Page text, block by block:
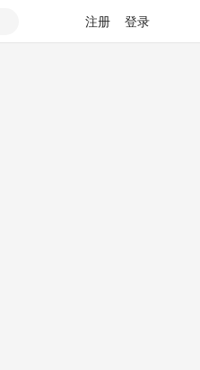
注册 登录